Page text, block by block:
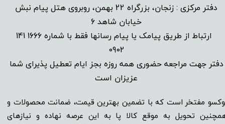
دفتر مرکزی : زنجان، بزرگراه 22 بهمن، روبروی هتل پیام نبش
خیابان شاهد 6
ارتباط از طریق پیامک یا پیام رسانها فقط با شماره
1666 141
0902
دفتر جهت مراجعه حضوری همه روزه بجز ایام تعطیل پذیرای شما
عزیزان است​​​​​​​
مفتخر است که با تضمین بهترین قیمت، ضمانت محصولات و
تحویل به موقع کالا پا به این عرصه نهاده و نیاز‌‌‌‌‌‌‌‌های